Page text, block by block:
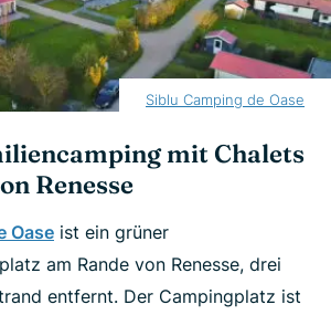
Siblu Camping de Oase
mit Chalets
Renesse
Oase ist ein grüner
am Rande von Renesse, drei
entfernt. Der Campingplatz ist